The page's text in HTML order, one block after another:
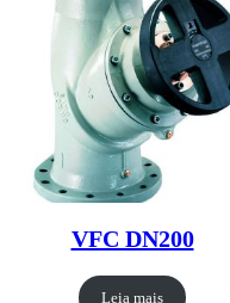
VFC DN200
Leia mais